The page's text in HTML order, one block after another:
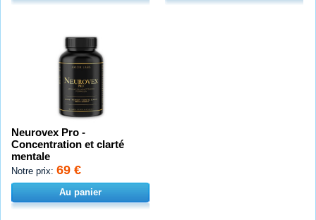
Neurovex Pro -
Concentration et clarté
mentale
Notre prix: 69 €
Au panier